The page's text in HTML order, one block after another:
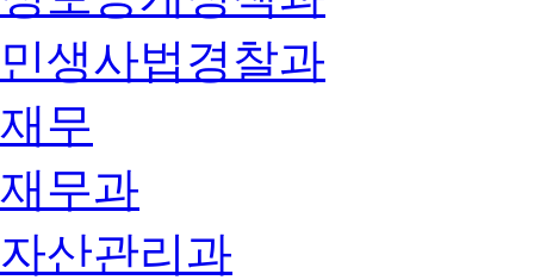
민생사법경찰과
재무
재무과
자산관리과